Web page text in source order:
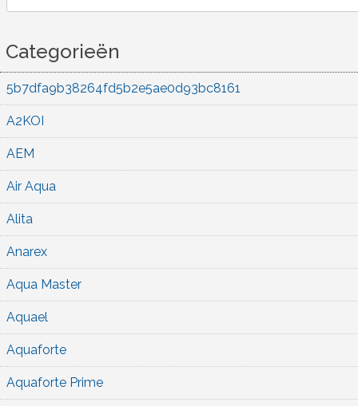
Categorieën
5b7dfa9b38264fd5b2e5ae0d93bc8161
A2KOI
AEM
Air Aqua
Alita
Anarex
Aqua Master
Aquael
Aquaforte
Aquaforte Prime